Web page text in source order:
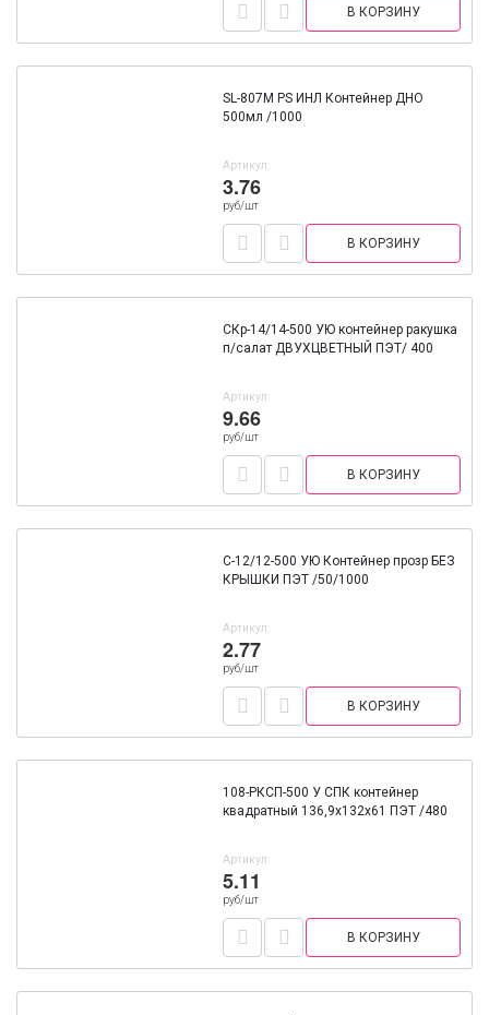
В КОРЗИНУ
SL-807М PS ИНЛ Контейнер ДНО
500мл /1000
Артикул:
3.76
руб/шт
В КОРЗИНУ
СКр-14/14-500 УЮ контейнер ракушка
п/салат ДВУХЦВЕТНЫЙ ПЭТ/ 400
Артикул:
9.66
руб/шт
В КОРЗИНУ
С-12/12-500 УЮ Контейнер прозр БЕЗ
КРЫШКИ ПЭТ /50/1000
Артикул:
2.77
руб/шт
В КОРЗИНУ
108-РКСП-500 У СПК контейнер
квадратный 136,9х132х61 ПЭТ /480
Артикул:
5.11
руб/шт
В КОРЗИНУ